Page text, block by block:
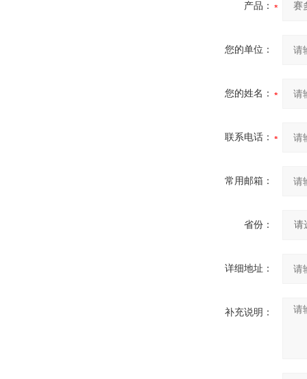
产品：
您的单位：
您的姓名：
联系电话：
常用邮箱：
省份：
详细地址：
补充说明：